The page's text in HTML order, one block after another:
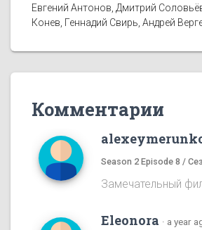
Евгений Антонов, Дмитрий
Конев, Геннадий Свирь, Андрей
Комментарии
Season 2 Episode 8 /
Замечательный
Eleonora · a year